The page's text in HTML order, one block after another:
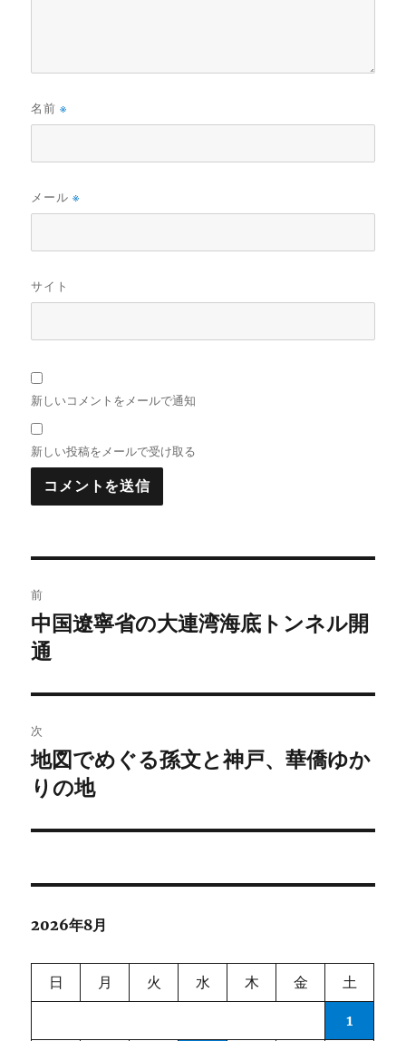
名前※
メール※
サイト
新しいコメントをメールで通知
新しい投稿をメールで受け取る
稿
ナ
ビ
ゲ
ー
シ
ン
前
前
の
稿:
中国遼寧省の大連湾海底トンネル開
通
次
次
の
稿:
地図でめぐる孫文と神戸、華僑ゆか
りの地
2026年8月
日 月 火 水 木 金 土
1